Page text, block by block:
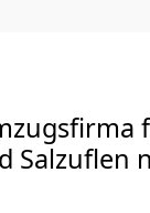
Salzuflen